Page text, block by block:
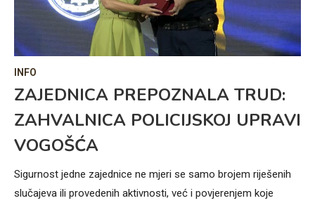
INFO
ZAJEDNICA PREPOZNALA TRUD:
ZAHVALNICA POLICIJSKOJ UPRAVI
VOGOŠĆA
Sigurnost jedne zajednice ne mjeri se samo brojem riješenih
slučajeva ili provedenih aktivnosti, već i povjerenjem koje